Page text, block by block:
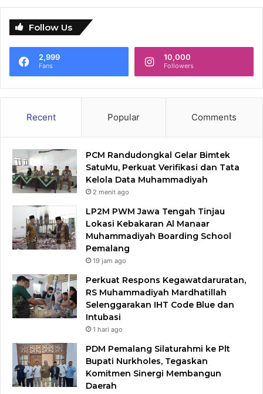
Follow Us
2,999
Fans
10,000
Followers
Recent Popular Comments
PCM Randudongkal Gelar Bimtek
SatuMu, Perkuat Verifikasi dan Tata
Kelola Data Muhammadiyah
2 menit ago
LP2M PWM Jawa Tengah Tinjau
Lokasi Kebakaran Al Manaar
Muhammadiyah Boarding School
Pemalang
19 jam ago
Perkuat Respons Kegawatdaruratan,
RS Muhammadiyah Mardhatillah
Selenggarakan IHT Code Blue dan
Intubasi
1 hari ago
PDM Pemalang Silaturahmi ke Plt
Bupati Nurkholes, Tegaskan
Komitmen Sinergi Membangun
Daerah